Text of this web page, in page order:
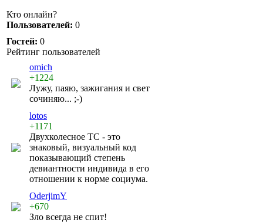
Кто онлайн?
Пользователей: 0
Гостей: 0
Рейтинг пользователей
omich
+1224
Лужу, паяю, зажигания и свет
сочиняю... ;-)
lotos
+1171
Двухколесное ТС - это
знаковый, визуальный код
показывающий степень
девиантности индивида в его
отношении к норме социума.
OderjimY
+670
Зло всегда не спит!